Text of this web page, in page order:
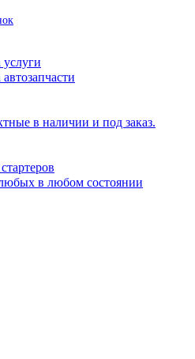
услуги
в наличии и под заказ.
в любом состоянии